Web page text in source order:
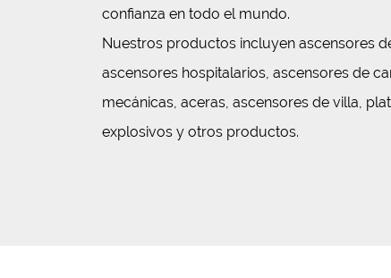
confianza en todo el mundo.
Nuestros productos incluyen ascensores
ascensores hospitalarios, ascensores de
mecánicas, aceras, ascensores de villa,
explosivos y otros productos.